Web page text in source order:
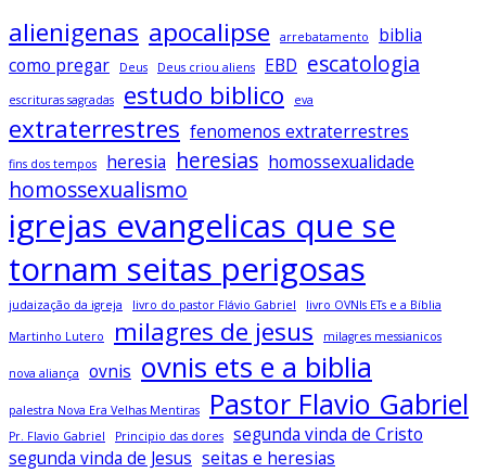
alienigenas apocalipse arrebatamento
biblia
como pregar
Deus Deus criou aliens EBD escatologia
escrituras sagradas estudo biblico eva
extraterrestres fenomenos extraterrestres
fins dos tempos heresia heresias homossexualidade
homossexualismo
igrejas evangelicas que se
tornam seitas perigosas
judaização da igreja livro do pastor Flávio Gabriel livro OVNIs ETs e a Bíblia
Martinho Lutero milagres de jesus milagres messianicos
nova aliança ovnis ovnis ets e a biblia
palestra Nova Era Velhas Mentiras Pastor Flavio Gabriel
Pr. Flavio Gabriel Principio das dores
segunda vinda de Cristo
segunda vinda de Jesus seitas e heresias